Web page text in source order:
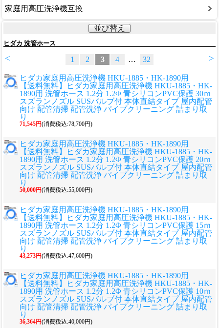
家庭用高圧洗浄機互換
並び替え
ヒダカ 洗管ホース
< >
1 2 3 4 … 32
ヒダカ家庭用高圧洗浄機 HKU-1885・HK-1890用
【送料無料】ヒダカ家庭用高圧洗浄機 HKU-1885・HK-
1890用 洗管ホース 1.2分 1.2Φ 青シリコンPVC保護 30ｍ
スズランノズル SUSバルブ付 本体直結タイプ 屋内配管
向け 配管清掃 配管洗浄 パイプクリーニング 詰まり取
り
71,545円(消費税込:78,700円)
ヒダカ家庭用高圧洗浄機 HKU-1885・HK-1890用
【送料無料】ヒダカ家庭用高圧洗浄機 HKU-1885・HK-
1890用 洗管ホース 1.2分 1.2Φ 青シリコンPVC保護 20ｍ
スズランノズル SUSバルブ付 本体直結タイプ 屋内配管
向け 配管清掃 配管洗浄 パイプクリーニング 詰まり取
り
50,000円(消費税込:55,000円)
ヒダカ家庭用高圧洗浄機 HKU-1885・HK-1890用
【送料無料】ヒダカ家庭用高圧洗浄機 HKU-1885・HK-
1890用 洗管ホース 1.2分 1.2Φ 青シリコンPVC保護 15ｍ
スズランノズル SUSバルブ付 本体直結タイプ 屋内配管
向け 配管清掃 配管洗浄 パイプクリーニング 詰まり取
り
43,273円(消費税込:47,600円)
ヒダカ家庭用高圧洗浄機 HKU-1885・HK-1890用
【送料無料】ヒダカ家庭用高圧洗浄機 HKU-1885・HK-
1890用 洗管ホース 1.2分 1.2Φ 青シリコンPVC保護 10ｍ
スズランノズル SUSバルブ付 本体直結タイプ 屋内配管
向け 配管清掃 配管洗浄 パイプクリーニング 詰まり取
り
36,364円(消費税込:40,000円)